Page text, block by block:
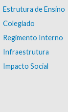
Estrutura de Ensino
Colegiado
Regimento Interno
Infraestrutura
Impacto Social